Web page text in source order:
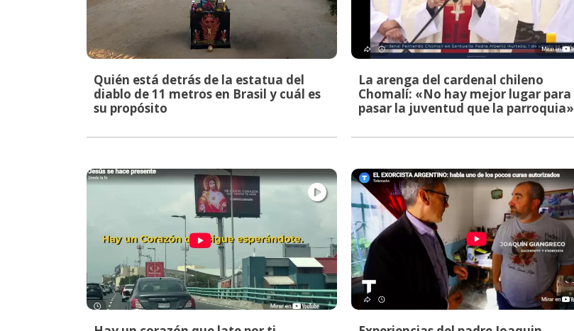
Quién está detrás de la estatua del
diablo de 11 metros en Brasil y cuál es
su propósito
La arenga del cardenal chileno
Chomalí: «No hay mejor lugar para
pasar la juventud que la parroquia»